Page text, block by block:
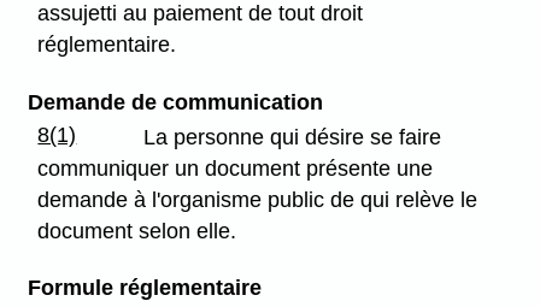
assujetti au paiement de tout droit
réglementaire.
Demande de communication
8(1)
La personne qui désire se faire
communiquer un document présente une
demande à l'organisme public de qui relève le
document selon elle.
Formule réglementaire